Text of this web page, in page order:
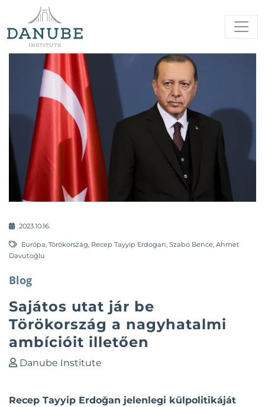
2023.10.16.
Európa, Törökország, Recep Tayyip Erdogan, Szabó Bence, Ahmet
Davutoğlu
Blog
Sajátos utat jár be
Törökország a nagyhatalmi
ambícióit illetően
Danube Institute
Recep Tayyip Erdoğan jelenlegi külpolitikáját